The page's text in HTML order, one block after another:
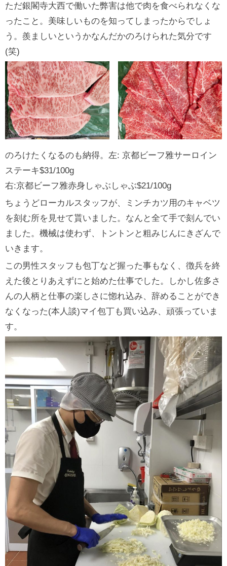
ただ銀閣寺大西で働いた弊害は他で肉を食べられなくな
ったこと。美味しいものを知ってしまったからでしょ
う。羨ましいというかなんだかのろけられた気分です
(笑)
のろけたくなるのも納得。左: 京都ビーフ雅サーロイン
ステーキ$31/100g
右:京都ビーフ雅赤身しゃぶしゃぶ$21/100g
ちょうどローカルスタッフが、ミンチカツ用のキャベツ
を刻む所を見せて貰いました。なんと全て手で刻んでい
ました。機械は使わず、トントンと粗みじんにきざんで
いきます。
この男性スタッフも包丁など握った事もなく、徴兵を終
えた後とりあえずにと始めた仕事でした。しかし佐多さ
んの人柄と仕事の楽しさに惚れ込み、辞めることができ
なくなった(本人談)マイ包丁も買い込み、頑張っていま
す。